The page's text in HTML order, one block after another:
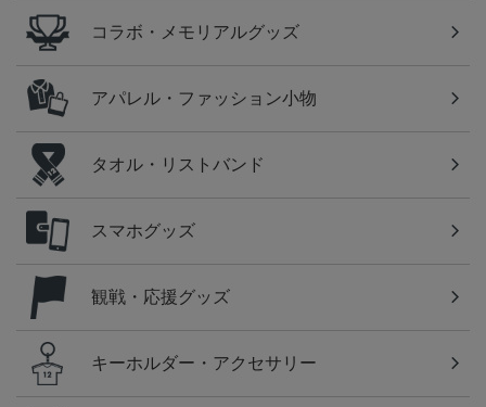
コラボ・メモリアルグッズ
アパレル・ファッション小物
タオル・リストバンド
スマホグッズ
観戦・応援グッズ
キーホルダー・アクセサリー